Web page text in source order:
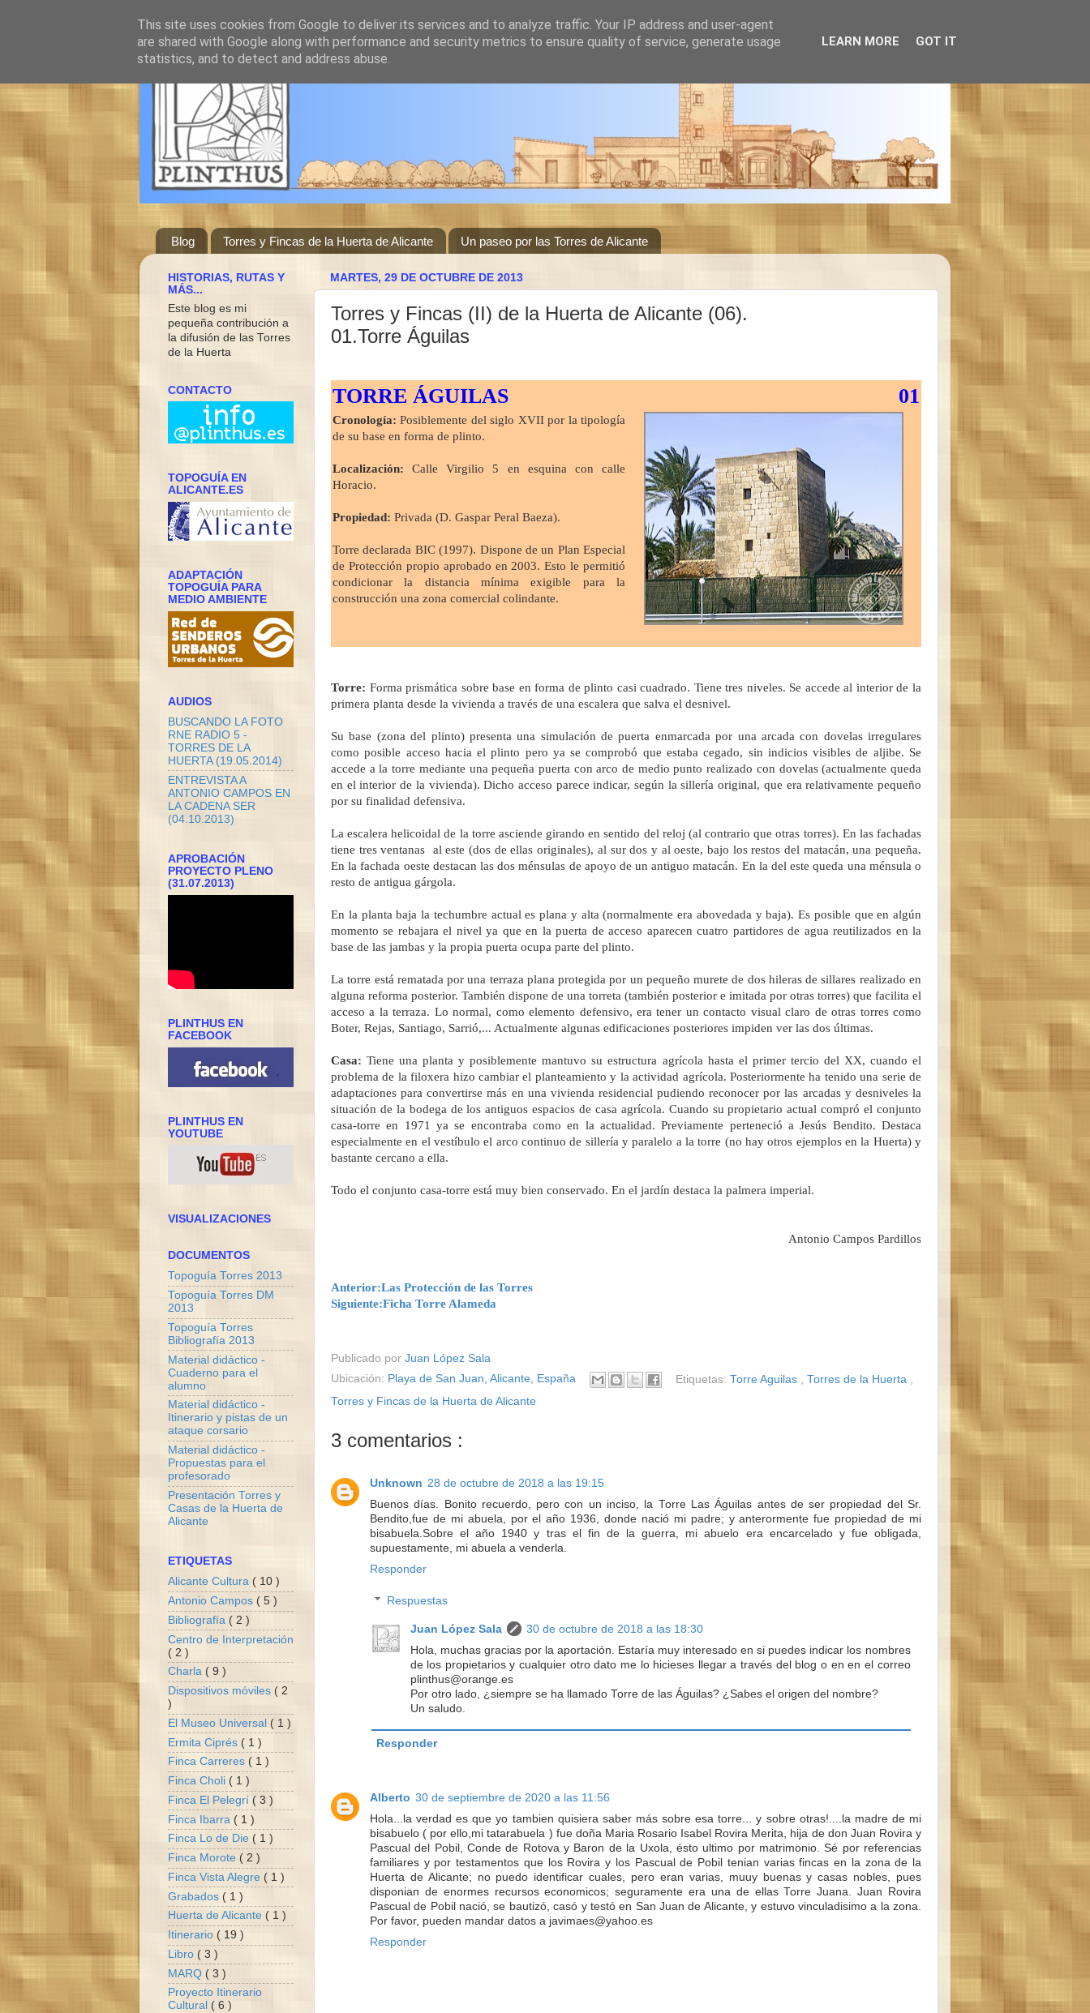
Blog Torres y Fincas de la Huerta de Alicante Un paseo por las Torres de Alicante
MARTES, 29 DE OCTUBRE DE 2013
Torres y Fincas (II) de la Huerta de Alicante (06).
01.Torre Águilas
TORRE ÁGUILAS 01
Cronología: Posiblemente del siglo XVII por la tipología
de su base en forma de plinto.
Localización: Calle Virgilio 5 en esquina con calle
Horacio.
Propiedad: Privada (D. Gaspar Peral Baeza).
Torre declarada BIC (1997). Dispone de un Plan Especial
de Protección propio aprobado en 2003. Esto le permitió
condicionar la distancia mínima exigible para la
construcción una zona comercial colindante.
Torre: Forma prismática sobre base en forma de plinto casi cuadrado. Tiene tres niveles. Se accede al interior de la
primera planta desde la vivienda a través de una escalera que salva el desnivel.
Su base (zona del plinto) presenta una simulación de puerta enmarcada por una arcada con dovelas irregulares
como posible acceso hacia el plinto pero ya se comprobó que estaba cegado, sin indicios visibles de aljibe. Se
accede a la torre mediante una pequeña puerta con arco de medio punto realizado con dovelas (actualmente queda
en el interior de la vivienda). Dicho acceso parece indicar, según la sillería original, que era relativamente pequeño
por su finalidad defensiva.
La escalera helicoidal de la torre asciende girando en sentido del reloj (al contrario que otras torres). En las fachadas
tiene tres ventanas al este (dos de ellas originales), al sur dos y al oeste, bajo los restos del matacán, una pequeña.
En la fachada oeste destacan las dos ménsulas de apoyo de un antiguo matacán. En la del este queda una ménsula o
resto de antigua gárgola.
En la planta baja la techumbre actual es plana y alta (normalmente era abovedada y baja). Es posible que en algún
momento se rebajara el nivel ya que en la puerta de acceso aparecen cuatro partidores de agua reutilizados en la
base de las jambas y la propia puerta ocupa parte del plinto.
La torre está rematada por una terraza plana protegida por un pequeño murete de dos hileras de sillares realizado en
alguna reforma posterior. También dispone de una torreta (también posterior e imitada por otras torres) que facilita el
acceso a la terraza. Lo normal, como elemento defensivo, era tener un contacto visual claro de otras torres como
Boter, Rejas, Santiago, Sarrió,... Actualmente algunas edificaciones posteriores impiden ver las dos últimas.
Casa: Tiene una planta y posiblemente mantuvo su estructura agrícola hasta el primer tercio del XX, cuando el
problema de la filoxera hizo cambiar el planteamiento y la actividad agrícola. Posteriormente ha tenido una serie de
adaptaciones para convertirse más en una vivienda residencial pudiendo reconocer por las arcadas y desniveles la
situación de la bodega de los antiguos espacios de casa agrícola. Cuando su propietario actual compró el conjunto
casa-torre en 1971 ya se encontraba como en la actualidad. Previamente perteneció a Jesús Bendito. Destaca
especialmente en el vestíbulo el arco continuo de sillería y paralelo a la torre (no hay otros ejemplos en la Huerta) y
bastante cercano a ella.
Todo el conjunto casa-torre está muy bien conservado. En el jardín destaca la palmera imperial.
Antonio Campos Pardillos
Anterior:Las Protección de las Torres
Siguiente:Ficha Torre Alameda
Publicado por Juan López Sala
Ubicación: Playa de San Juan, Alicante, España Etiquetas: Torre Aguilas Torres de la Huerta
Torres y Fincas de la Huerta de Alicante
3 comentarios :
Unknown 28 de octubre de 2018 a las 19:15
Buenos días. Bonito recuerdo, pero con un inciso, la Torre Las Águilas antes de ser propiedad del Sr.
Bendito,fue de mi abuela, por el año 1936, donde nació mi padre; y anterormente fue propiedad de mi
bisabuela.Sobre el año 1940 y tras el fin de la guerra, mi abuelo era encarcelado y fue obligada,
supuestamente, mi abuela a venderla.
Responder
Respuestas
Juan López Sala
30 de octubre de 2018 a las 18:30
Hola, muchas gracias por la aportación. Estaría muy interesado en si puedes indicar los nombres
de los propietarios y cualquier otro dato me lo hicieses llegar a través del blog o en en el correo
plinthus@orange.es
Por otro lado, ¿siempre se ha llamado Torre de las Águilas? ¿Sabes el origen del nombre?
Un saludo.
Responder
Alberto 30 de septiembre de 2020 a las 11:56
Hola...la verdad es que yo tambien quisiera saber más sobre esa torre... y sobre otras!....la madre de mi
bisabuelo ( por ello,mi tatarabuela ) fue doña Maria Rosario Isabel Rovira Merita, hija de don Juan Rovira y
Pascual del Pobil, Conde de Rotova y Baron de la Uxola, ésto ultimo por matrimonio. Sé por referencias
familiares y por testamentos que los Rovira y los Pascual de Pobil tenian varias fincas en la zona de la
Huerta de Alicante; no puedo identificar cuales, pero eran varias, muuy buenas y casas nobles, pues
disponian de enormes recursos economicos; seguramente era una de ellas Torre Juana. Juan Rovira
Pascual de Pobil nació, se bautizó, casó y testó en San Juan de Alicante, y estuvo vinculadisimo a la zona.
Por favor, pueden mandar datos a javimaes@yahoo.es
Responder
HISTORIAS, RUTAS Y
MÁS...
Este blog es mi
pequeña contribución a
la difusión de las Torres
de la Huerta
CONTACTO
TOPOGUÍA EN
ALICANTE.ES
ADAPTACIÓN
TOPOGUÍA PARA
MEDIO AMBIENTE
AUDIOS
BUSCANDO LA FOTO
RNE RADIO 5 -
TORRES DE LA
HUERTA (19.05.2014)
ENTREVISTA A
ANTONIO CAMPOS EN
LA CADENA SER
(04.10.2013)
APROBACIÓN
PROYECTO PLENO
(31.07.2013)
PLINTHUS EN
FACEBOOK
PLINTHUS EN
YOUTUBE
VISUALIZACIONES
DOCUMENTOS
Topoguía Torres 2013
Topoguía Torres DM
2013
Topoguía Torres
Bibliografía 2013
Material didáctico -
Cuaderno para el
alumno
Material didáctico -
Itinerario y pistas de un
ataque corsario
Material didáctico -
Propuestas para el
profesorado
Presentación Torres y
Casas de la Huerta de
Alicante
ETIQUETAS
Alicante Cultura ( 10 )
Antonio Campos ( 5 )
Bibliografía ( 2 )
Centro de Interpretación
( 2 )
Charla ( 9 )
Dispositivos móviles ( 2
)
El Museo Universal ( 1 )
Ermita Ciprés ( 1 )
Finca Carreres ( 1 )
Finca Choli ( 1 )
Finca El Pelegrí ( 3 )
Finca Ibarra ( 1 )
Finca Lo de Die ( 1 )
Finca Morote ( 2 )
Finca Vista Alegre ( 1 )
Grabados ( 1 )
Huerta de Alicante ( 1 )
Itinerario ( 19 )
Libro ( 3 )
MARQ ( 3 )
Proyecto Itinerario
Cultural ( 6 )
This site uses cookies from Google to deliver its services and to analyze traffic. Your IP address and user-agent
are shared with Google along with performance and security metrics to ensure quality of service, generate usage
statistics, and to detect and address abuse.
LEARN MORE GOT IT